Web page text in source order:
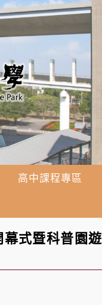
高中課程專區
式暨科普園遊